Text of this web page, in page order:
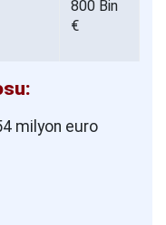
800 Bin
€
milyon euro